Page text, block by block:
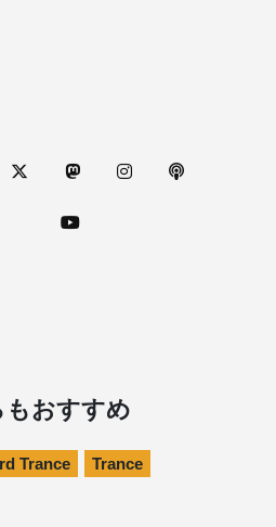
もおすすめ
Trance Trance